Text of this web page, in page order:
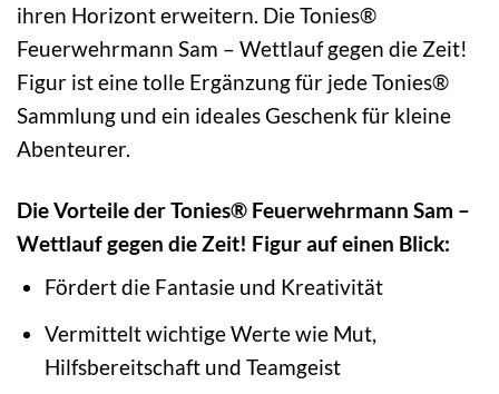
ihren Horizont erweitern. Die Tonies®
Feuerwehrmann Sam – Wettlauf gegen die Zeit!
Figur ist eine tolle Ergänzung für jede Tonies®
Sammlung und ein ideales Geschenk für kleine
Abenteurer.
Die Vorteile der Tonies® Feuerwehrmann Sam –
Wettlauf gegen die Zeit! Figur auf einen Blick:
Fördert die Fantasie und Kreativität
Vermittelt wichtige Werte wie Mut,
Hilfsbereitschaft und Teamgeist